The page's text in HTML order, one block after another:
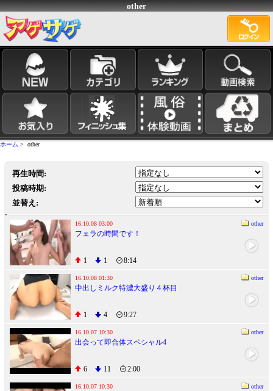
other
ホーム > other
再生時間:
投稿時期:
並替え:
16.10.08 03:00 other
フェラの時間です！
1 1 8:14
16.10.08 01:30 other
中出しミルク特濃大盛り４杯目
1 4 9:27
16.10.07 10:30 other
出会って即合体スペシャル4
6 11 2:00
16.10.07 10:30 other